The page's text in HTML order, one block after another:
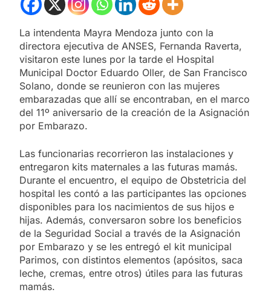
La intendenta Mayra Mendoza junto con la
directora ejecutiva de ANSES, Fernanda Raverta,
visitaron este lunes por la tarde el Hospital
Municipal Doctor Eduardo Oller, de San Francisco
Solano, donde se reunieron con las mujeres
embarazadas que allí se encontraban, en el marco
del 11º aniversario de la creación de la Asignación
por Embarazo.
Las funcionarias recorrieron las instalaciones y
entregaron kits maternales a las futuras mamás.
Durante el encuentro, el equipo de Obstetricia del
hospital les contó a las participantes las opciones
disponibles para los nacimientos de sus hijos e
hijas. Además, conversaron sobre los beneficios
de la Seguridad Social a través de la Asignación
por Embarazo y se les entregó el kit municipal
Parimos, con distintos elementos (apósitos, saca
leche, cremas, entre otros) útiles para las futuras
mamás.